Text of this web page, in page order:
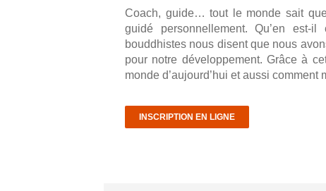
Coach, guide… tout le monde sait
guidé personnellement. Qu’en
bouddhistes nous disent que nous
pour notre développement. Grâce à
monde d’aujourd’hui et aussi
INSCRIPTION EN LIGNE